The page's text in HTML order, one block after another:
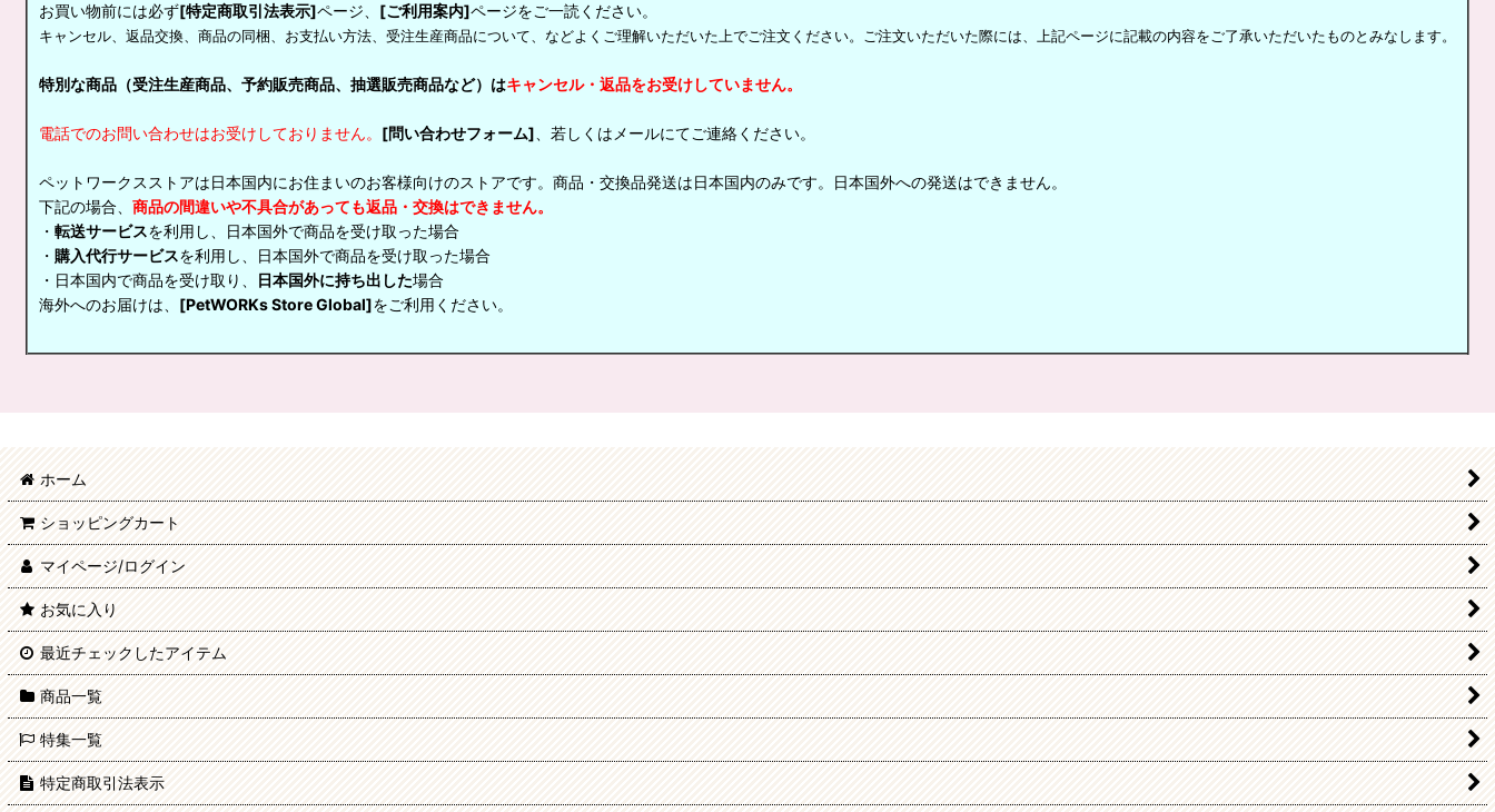
お買い物前には必ず[特定商取引法表示]ページ、 [ご利用案内]ページをご一読ください。
キャンセル、返品交換、商品の同梱、お支払い方法、受注生産商品について、などよくご理解いただいた上でご注文ください。ご注文いただいた際には、上記ページに記載の内容をご了承いただいたものとみなします。
特別な商品（受注生産商品、予約販売商品、抽選販売商品など）はキャンセル・返品をお受けしていません。
電話でのお問い合わせはお受けしておりません。 [問い合わせフォーム] 、若しくはメールにてご連絡ください。
ペットワークスストアは日本国内にお住まいのお客様向けのストアです。商品・交換品発送は日本国内のみです。日本国外への発送はできません。
下記の場合、 商品の間違いや不具合があっても返品・交換はできません。
・ 転送サービスを利用し、日本国外で商品を受け取った場合
・ 購入代行サービスを利用し、日本国外で商品を受け取った場合
・日本国内で商品を受け取り、
日本国外に持ち出した場合
海外へのお届けは、 [PetWORKs Store Global]をご利用ください。
ホーム
ショッピングカート
マイページ/ログイン
お気に入り
最近チェックしたアイテム
商品一覧
特集一覧
特定商取引法表示